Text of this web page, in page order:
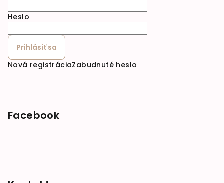
Heslo
Prihlásiť sa
Nová registráciaZabudnuté heslo
Facebook